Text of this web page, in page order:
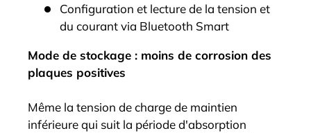
Configuration et lecture de la tension et
du courant via Bluetooth Smart
Mode de stockage : moins de corrosion des
plaques positives
Même la tension de charge de maintien
inférieure qui suit la période d'absorption